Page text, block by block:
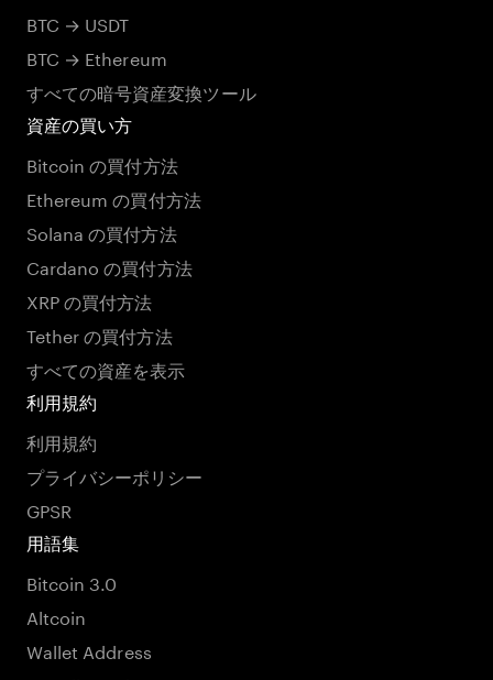
BTC → USDT
BTC → Ethereum
すべての暗号資産変換ツール
資産の買い方
Bitcoin の買付方法
Ethereum の買付方法
Solana の買付方法
Cardano の買付方法
XRP の買付方法
Tether の買付方法
すべての資産を表示
利用規約
利用規約
プライバシーポリシー
GPSR
用語集
Bitcoin 3.0
Altcoin
Wallet Address